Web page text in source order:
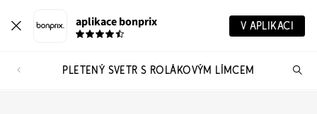
aplikace bonprix V APLIKACI
PLETENÝ SVETR S ROLÁKOVÝM LÍMCEM